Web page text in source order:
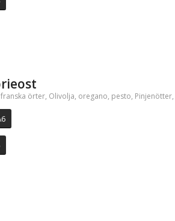
franska örter, Olivolja, oregano, pesto, Pinjenötter,